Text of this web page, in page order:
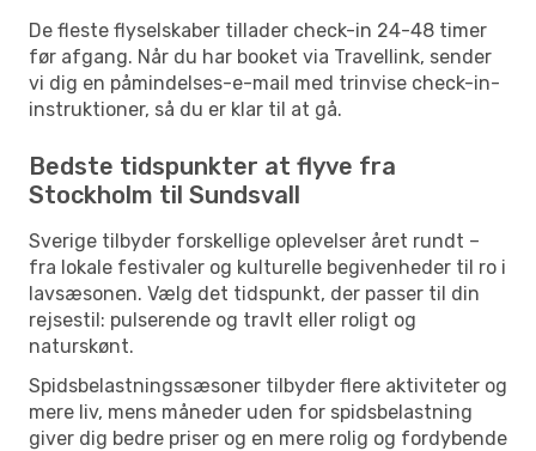
De fleste flyselskaber tillader check-in 24-48 timer
før afgang. Når du har booket via Travellink, sender
vi dig en påmindelses-e-mail med trinvise check-in-
instruktioner, så du er klar til at gå.
Bedste tidspunkter at flyve fra
Stockholm til Sundsvall
Sverige tilbyder forskellige oplevelser året rundt –
fra lokale festivaler og kulturelle begivenheder til ro i
lavsæsonen. Vælg det tidspunkt, der passer til din
rejsestil: pulserende og travlt eller roligt og
naturskønt.
Spidsbelastningssæsoner tilbyder flere aktiviteter og
mere liv, mens måneder uden for spidsbelastning
giver dig bedre priser og en mere rolig og fordybende